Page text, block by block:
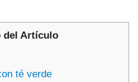
del Artículo
té verde